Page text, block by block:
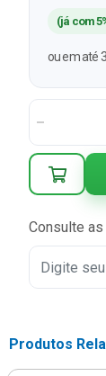
(já com
ou em até
Consulte
Produtos